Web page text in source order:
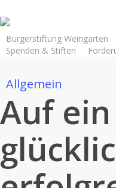
to
main
content
Bürgerstiftung Weingarten
Spenden & Stiften
Allgemein
Auf ein